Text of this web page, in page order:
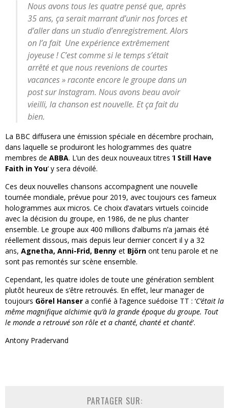
Nous avons tous les quatre pensé que, après
35 ans, ça serait marrant d’unir nos forces et
d’aller dans un studio d’enregistrement. Alors
on l’a fait Une expérience extrêmement
joyeuse ! C’est comme si le temps s’était
arrêté et que nous revenions de courtes
vacances » raconte encore le groupe dans un
post sur Instagram. Nous avons beau avoir
vieilli, la chanson est nouvelle. Et ça fait du
bien.
La BBC diffusera une émission spéciale en décembre prochain,
dans laquelle se produiront les hologrammes des quatre
membres de ABBA. L’un des deux nouveaux titres ‘I Still Have
Faith in You‘ y sera dévoilé.
Ces deux nouvelles chansons accompagnent une nouvelle
tournée mondiale, prévue pour 2019, avec toujours ces fameux
hologrammes aux micros. Ce choix d’avatars virtuels coïncide
avec la décision du groupe, en 1986, de ne plus chanter
ensemble. Le groupe aux 400 millions d’albums n’a jamais été
réellement dissous, mais depuis leur dernier concert il y a 32
ans, Agnetha, Anni-Frid, Benny et Björn ont tenu parole et ne
sont pas remontés sur scène ensemble.
Cependant, les quatre idoles de toute une génération semblent
plutôt heureux de s’être retrouvés. En effet, leur manager de
toujours Görel Hanser a confié à l’agence suédoise TT : ‘C’était la
même magnifique alchimie qu’à la grande époque du groupe. Tout
le monde a retrouvé son rôle et a chanté, chanté et chanté‘.
Antony Pradervand
PARTAGER SUR: